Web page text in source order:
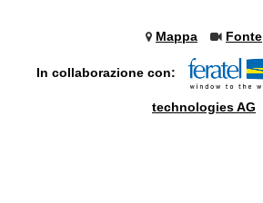
Mappa Fonte
In collaborazione con:
technologies AG